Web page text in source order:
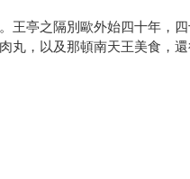
王亭之隔別歐外始四十年，
丸，以及那頓南天王美食，